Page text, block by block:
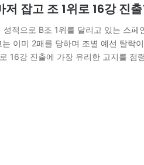
잡고 조 1위로 16강 진
적으로 B조 1위를 달리고 있는 스페
이미 2패를 당하며 조별 예선 탈락
16강 진출에 가장 유리한 고지를 점